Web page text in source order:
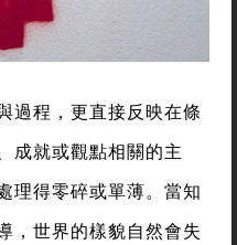
過程，更直接反映在條
成就或觀點相關的主
理得零碎或單薄。當知
，世界的樣貌自然會失